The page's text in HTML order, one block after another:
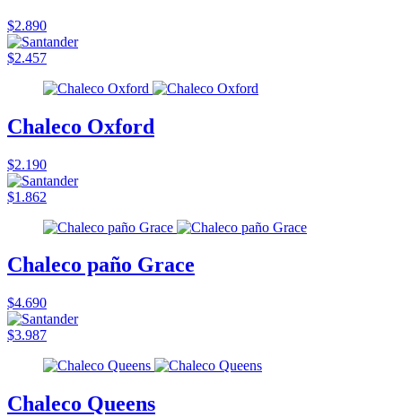
$2.890
$2.457
Chaleco Oxford
$2.190
$1.862
Chaleco paño Grace
$4.690
$3.987
Chaleco Queens